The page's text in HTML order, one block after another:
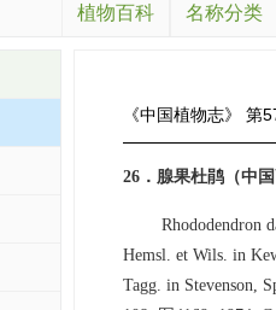
植物百科 名称分类
《中国植物志》 第
26．腺果杜鹃（中
Rhododendron
Hemsl. et Wils. in
Tagg. in Stevenson,